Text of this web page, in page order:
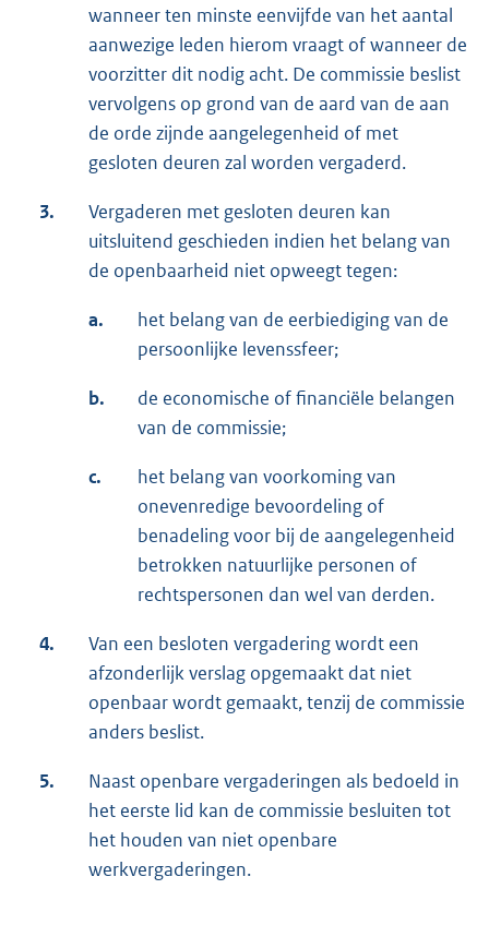
wanneer ten minste eenvijfde van het aantal
aanwezige leden hierom vraagt of wanneer de
voorzitter dit nodig acht. De commissie beslist
vervolgens op grond van de aard van de aan
de orde zijnde aangelegenheid of met
gesloten deuren zal worden vergaderd.
3.
Vergaderen met gesloten deuren kan
uitsluitend geschieden indien het belang van
de openbaarheid niet opweegt tegen:
a.
het belang van de eerbiediging van de
persoonlijke levenssfeer;
b.
de economische of financiële belangen
van de commissie;
c.
het belang van voorkoming van
onevenredige bevoordeling of
benadeling voor bij de aangelegenheid
betrokken natuurlijke personen of
rechtspersonen dan wel van derden.
4.
Van een besloten vergadering wordt een
afzonderlijk verslag opgemaakt dat niet
openbaar wordt gemaakt, tenzij de commissie
anders beslist.
5.
Naast openbare vergaderingen als bedoeld in
het eerste lid kan de commissie besluiten tot
het houden van niet openbare
werkvergaderingen.